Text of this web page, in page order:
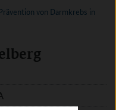
von Darmkrebs in